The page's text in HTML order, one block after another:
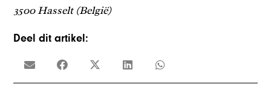
3500 Hasselt (België)
Deel dit artikel: